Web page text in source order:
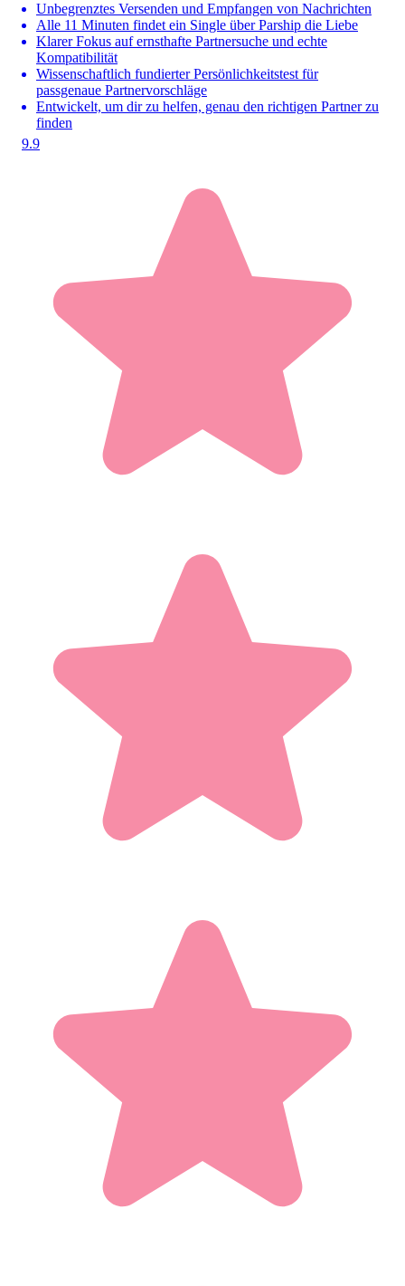
Unbegrenztes Versenden und Empfangen von Nachrichten
Alle 11 Minuten findet ein Single über Parship die Liebe
Klarer Fokus auf ernsthafte Partnersuche und echte
Kompatibilität
Wissenschaftlich fundierter Persönlichkeitstest für
passgenaue Partnervorschläge
Entwickelt, um dir zu helfen, genau den richtigen Partner zu
finden
9.9